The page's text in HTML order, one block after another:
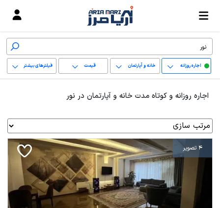
اجاره روزانه خانه و آپارتمان قیمت فیلترهای بیشتر
پاک کردن محدوده
انتخابی
اجاره روزانه و کوتاه مدت خانه و آپارتمان در نور
4 تصویر